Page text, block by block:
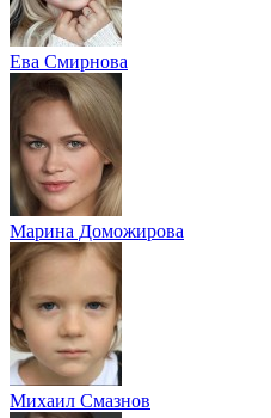
Ева Смирнова
Марина Доможирова
Михаил Смазнов